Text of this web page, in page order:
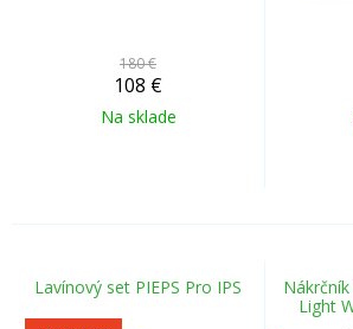
180 €
108 €
Na sklade
Lavínový set PIEPS Pro IPS
Light